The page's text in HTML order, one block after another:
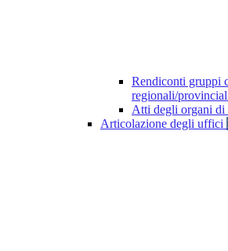
Rendiconti gruppi
regionali/
Atti degli organi di
Articolazione degli uffici